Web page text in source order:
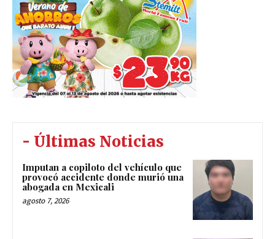
- Últimas Noticias
Imputan a copiloto del vehículo que
provocó accidente donde murió una
abogada en Mexicali
agosto 7, 2026